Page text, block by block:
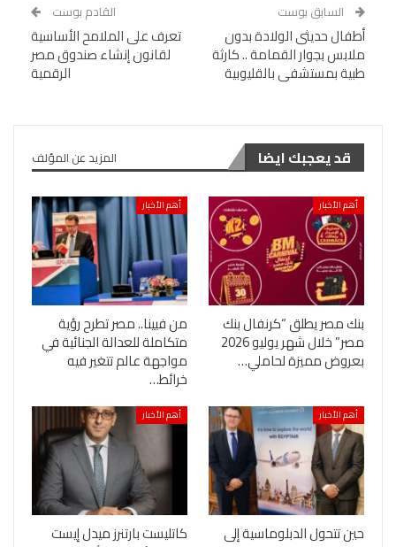
السابق بوست
أطفال حديثى الولادة بدون
ملابس بجوار القمامة .. كارثة
طبية بمستشفى بالقليوبية
القادم بوست
تعرف على الملامح الأساسية
لقانون إنشاء صندوق مصر
الرقمية
قد يعجبك ايضا المزيد عن المؤلف
أهم الأخبار
بنك مصر يطلق “كرنفال بنك
مصر” خلال شهر يوليو 2026
بعروض مميزة لحاملي…
أهم الأخبار
من فيينا.. مصر تطرح رؤية
متكاملة للعدالة الجنائية في
مواجهة عالم تتغير فيه
خرائط…
أهم الأخبار
حين تتحول الدبلوماسية إلى
أهم الأخبار
كاتليست بارتنرز ميدل إيست